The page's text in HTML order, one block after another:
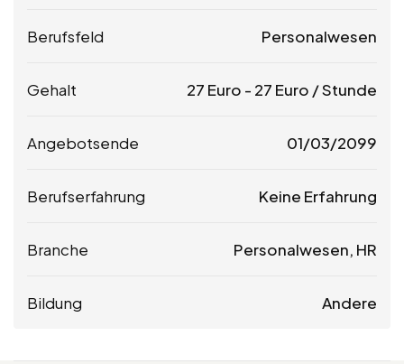
Berufsfeld Personalwesen
Gehalt 27 Euro - 27 Euro / Stunde
Angebotsende 01/03/2099
Berufserfahrung Keine Erfahrung
Branche Personalwesen, HR
Bildung Andere